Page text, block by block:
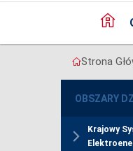
Strona
OBSZARY
Krajowy